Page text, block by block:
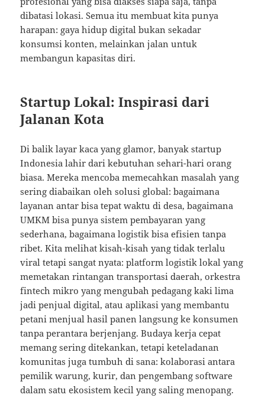
dibatasi lokasi. Semua itu membuat kita punya
harapan: gaya hidup digital bukan sekadar
konsumsi konten, melainkan jalan untuk
membangun kapasitas diri.
Startup Lokal: Inspirasi dari
Jalanan Kota
Di balik layar kaca yang glamor, banyak startup
Indonesia lahir dari kebutuhan sehari-hari orang
biasa. Mereka mencoba memecahkan masalah yang
sering diabaikan oleh solusi global: bagaimana
layanan antar bisa tepat waktu di desa, bagaimana
UMKM bisa punya sistem pembayaran yang
sederhana, bagaimana logistik bisa efisien tanpa
ribet. Kita melihat kisah-kisah yang tidak terlalu
viral tetapi sangat nyata: platform logistik lokal yang
memetakan rintangan transportasi daerah, orkestra
fintech mikro yang mengubah pedagang kaki lima
jadi penjual digital, atau aplikasi yang membantu
petani menjual hasil panen langsung ke konsumen
tanpa perantara berjenjang. Budaya kerja cepat
memang sering ditekankan, tetapi keteladanan
komunitas juga tumbuh di sana: kolaborasi antara
pemilik warung, kurir, dan pengembang software
dalam satu ekosistem kecil yang saling menopang.